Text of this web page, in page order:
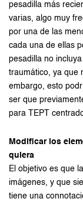
pesadilla más
varias, algo muy
por una de las
cada una de ellas
pesadilla no
traumático, ya que
embargo, esto
ser que
para TEPT
Modificar los
quiera
El objetivo es que
imágenes, y que
tiene una